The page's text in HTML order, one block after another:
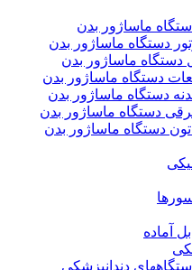
ماساژور بدن
دستگاه ماساژور بدن
دستگاه ماساژور بدن
دستگاه ماساژور بدن
دستگاه ماساژور بدن
دستگاه ماساژور بدن
دستگاه ماساژور بدن
آماده
دندانپزشکی